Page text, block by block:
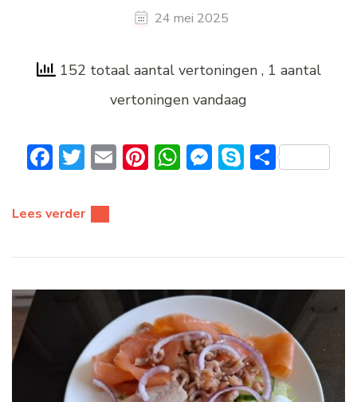
24 mei 2025
152 totaal aantal vertoningen , 1 aantal
vertoningen vandaag
Facebook
Twitter
EmailPinterest
WhatsApp
Messenger
Skype
Delen
Lees verder